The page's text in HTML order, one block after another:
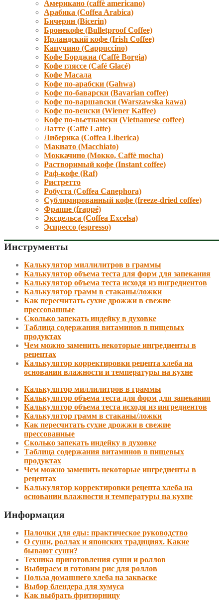
Америка́но (caffè americano)
Арабика (Coffea Arabica)
Бичерин (Bicerin)
Бронекофе (Bulletproof Coffee)
Ирландский кофе (Irish Coffee)
Капучино (Cappuccino)
Кофе Борджиа (Caffè Borgia)
Кофе гляссе (Café Glacé)
Кофе Масала
Кофе по-арабски (Gahwa)
Кофе по-баварски (Bavarian coffee)
Кофе по-варшавски (Warszawska kawa)
Кофе по-венски (Wiener Kaffee)
Кофе по-вьетнамски (Vietnamese coffee)
Латте (Caffè Latte)
Либерика (Coffea Liberica)
Макиато (Macchiato)
Моккачино (Мокко, Caffè mocha)
Растворимый кофе (Instant coffee)
Раф-кофе (Raf)
Ристретто
Робуста (Coffea Canephora)
Сублимированный кофе (freeze-dried coffee)
Фраппе (frappé)
Эксцельса (Coffea Excelsa)
Эспрессо (espresso)
Инструменты
Калькулятор миллилитров в граммы
Калькулятор объема теста для форм для запекания
Калькулятор объема теста исходя из ингредиентов
Калькулятор грамм в стаканы/ложки
Как пересчитать сухие дрожжи в свежие
прессованные
Сколько запекать индейку в духовке
Таблица содержания витаминов в пищевых
продуктах
Чем можно заменить некоторые ингредиенты в
рецептах
Калькулятор корректировки рецепта хлеба на
основании влажности и температуры на кухне
Калькулятор миллилитров в граммы
Калькулятор объема теста для форм для запекания
Калькулятор объема теста исходя из ингредиентов
Калькулятор грамм в стаканы/ложки
Как пересчитать сухие дрожжи в свежие
прессованные
Сколько запекать индейку в духовке
Таблица содержания витаминов в пищевых
продуктах
Чем можно заменить некоторые ингредиенты в
рецептах
Калькулятор корректировки рецепта хлеба на
основании влажности и температуры на кухне
Информация
Палочки для еды: практическое руководство
О суши, роллах и японских традициях. Какие
бывают суши?
Техника приготовления суши и роллов
Выбираем и готовим рис для роллов
Польза домашнего хлеба на закваске
Выбор блендера для хумуса
Как выбрать фритюрницу